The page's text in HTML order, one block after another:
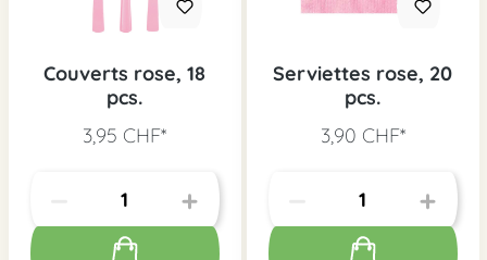
Couverts rose, 18
pcs.
3,95 CHF*
Serviettes rose, 20
pcs.
3,90 CHF*